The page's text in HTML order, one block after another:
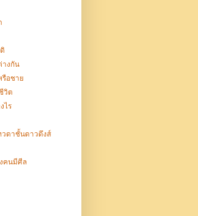
างกัน
อชาย
วิต
ไร
วดาชั้นดาวดึงส์
คนมีศีล